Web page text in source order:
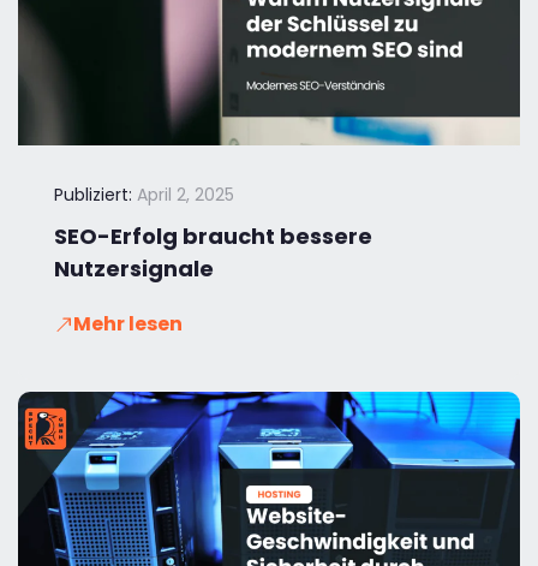
Publiziert: April 2, 2025
SEO-Erfolg braucht bessere
Nutzersignale
Mehr lesen